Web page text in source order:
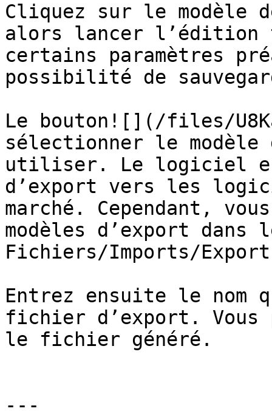
Cliquez sur le modèle
alors lancer l’édition
certains paramètres
possibilité de
Le bouton![](/files/
sélectionner le modèle
utiliser. Le logiciel
d’export vers les
marché. Cependant,
modèles d’export dans
Fichiers/Imports/
Entrez ensuite le nom
fichier d’export. Vous
le fichier généré.
---